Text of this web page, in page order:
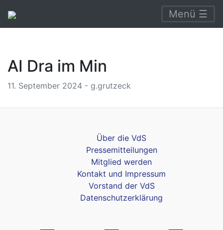
Menü ☰
AI Dra im Min
11. September 2024 - g.grutzeck
Über die VdS
Pressemitteilungen
Mitglied werden
Kontakt und Impressum
Vorstand der VdS
Datenschutzerklärung